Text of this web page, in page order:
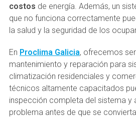
costos de energía. Además, un
que no funciona correctamente
la salud y la seguridad de los
En Proclima Galicia, ofrecemos
mantenimiento y reparación para
climatización residenciales y
técnicos altamente capacitados
inspección completa del sistema y
problema antes de que se